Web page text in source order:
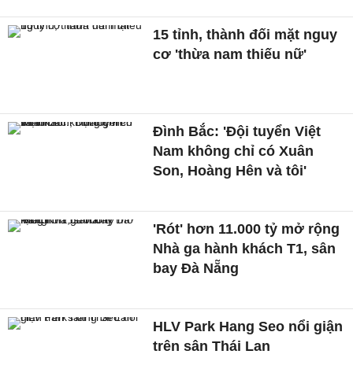
15 tỉnh, thành đối mặt nguy
cơ 'thừa nam thiếu nữ'
Đình Bắc: 'Đội tuyển Việt
Nam không chỉ có Xuân
Son, Hoàng Hên và tôi'
'Rót' hơn 11.000 tỷ mở rộng
Nhà ga hành khách T1, sân
bay Đà Nẵng
HLV Park Hang Seo nổi giận
trên sân Thái Lan